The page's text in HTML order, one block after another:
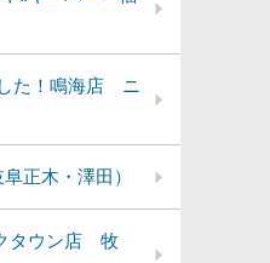
た！鳴海店 ニ
正木・澤田）
タウン店 牧